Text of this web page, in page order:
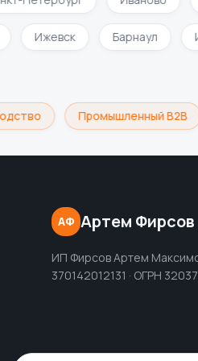
Ижевск Барнаул
Промышленный B2B
АФ Артем Фирсов
ИП Фирсов Артем
370142012131 · ОГРН